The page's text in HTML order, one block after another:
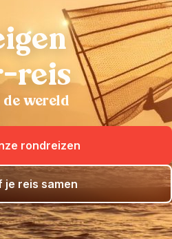
reis
wereld
rondreizen
je reis samen